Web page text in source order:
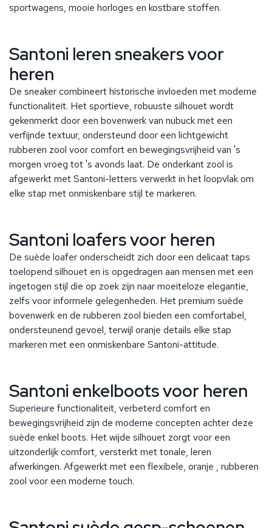
sportwagens, mooie horloges en kostbare stoffen.
Santoni leren sneakers voor
heren
De sneaker combineert historische invloeden met moderne
functionaliteit. Het sportieve, robuuste silhouet wordt
gekenmerkt door een bovenwerk van nubuck met een
verfijnde textuur, ondersteund door een lichtgewicht
rubberen zool voor comfort en bewegingsvrijheid van 's
morgen vroeg tot 's avonds laat. De onderkant zool is
afgewerkt met Santoni-letters verwerkt in het loopvlak om
elke stap met onmiskenbare stijl te markeren.
Santoni loafers voor heren
De suède loafer onderscheidt zich door een delicaat taps
toelopend silhouet en is opgedragen aan mensen met een
ingetogen stijl die op zoek zijn naar moeiteloze elegantie,
zelfs voor informele gelegenheden. Het premium suède
bovenwerk en de rubberen zool bieden een comfortabel,
ondersteunend gevoel, terwijl oranje details elke stap
markeren met een onmiskenbare Santoni-attitude.
Santoni enkelboots voor heren
Superieure functionaliteit, verbeterd comfort en
bewegingsvrijheid zijn de moderne concepten achter deze
suède enkel boots. Het wijde silhouet zorgt voor een
uitzonderlijk comfort, versterkt met tonale, leren
afwerkingen. Afgewerkt met een flexibele, oranje , rubberen
zool voor een moderne touch.